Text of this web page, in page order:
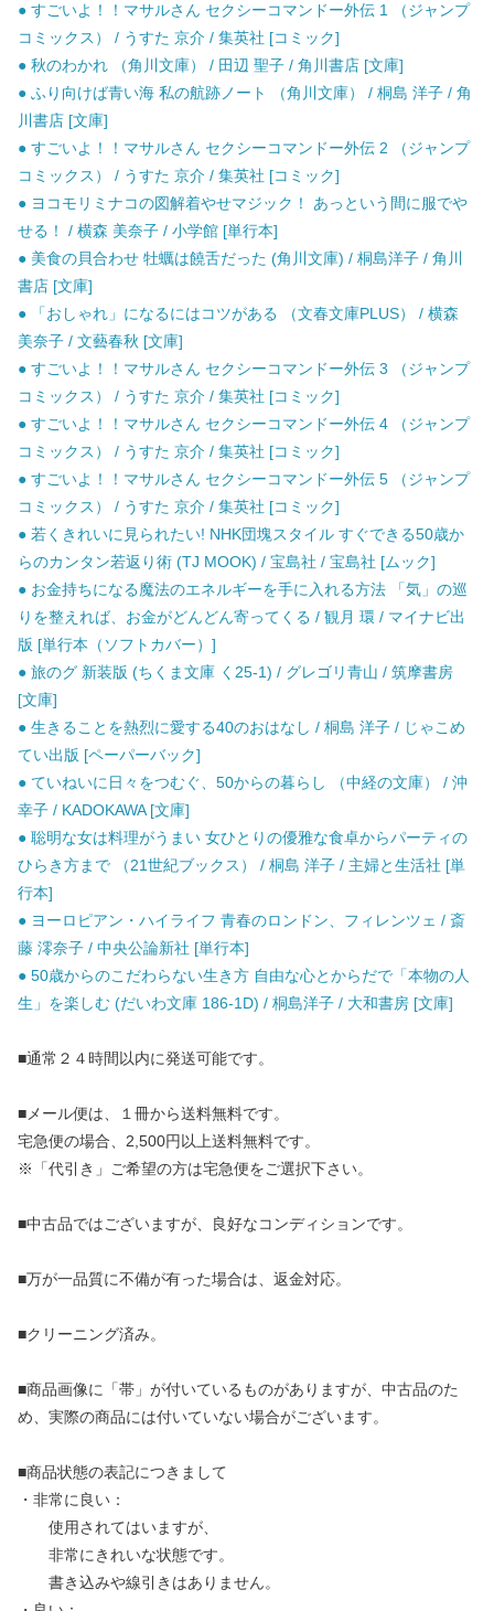
● すごいよ！！マサルさん セクシーコマンドー外伝 1 （ジャンプ
コミックス） / うすた 京介 / 集英社 [コミック]
● 秋のわかれ （角川文庫） / 田辺 聖子 / 角川書店 [文庫]
● ふり向けば青い海 私の航跡ノート （角川文庫） / 桐島 洋子 / 角
川書店 [文庫]
● すごいよ！！マサルさん セクシーコマンドー外伝 2 （ジャンプ
コミックス） / うすた 京介 / 集英社 [コミック]
● ヨコモリミナコの図解着やせマジック！ あっという間に服でや
せる！ / 横森 美奈子 / 小学館 [単行本]
● 美食の貝合わせ 牡蠣は饒舌だった (角川文庫) / 桐島洋子 / 角川
書店 [文庫]
● 「おしゃれ」になるにはコツがある （文春文庫PLUS） / 横森
美奈子 / 文藝春秋 [文庫]
● すごいよ！！マサルさん セクシーコマンドー外伝 3 （ジャンプ
コミックス） / うすた 京介 / 集英社 [コミック]
● すごいよ！！マサルさん セクシーコマンドー外伝 4 （ジャンプ
コミックス） / うすた 京介 / 集英社 [コミック]
● すごいよ！！マサルさん セクシーコマンドー外伝 5 （ジャンプ
コミックス） / うすた 京介 / 集英社 [コミック]
● 若くきれいに見られたい! NHK団塊スタイル すぐできる50歳か
らのカンタン若返り術 (TJ MOOK) / 宝島社 / 宝島社 [ムック]
● お金持ちになる魔法のエネルギーを手に入れる方法 「気」の巡
りを整えれば、お金がどんどん寄ってくる / 観月 環 / マイナビ出
版 [単行本（ソフトカバー）]
● 旅のグ 新装版 (ちくま文庫 く25-1) / グレゴリ青山 / 筑摩書房
[文庫]
● 生きることを熱烈に愛する40のおはなし / 桐島 洋子 / じゃこめ
てい出版 [ペーパーバック]
● ていねいに日々をつむぐ、50からの暮らし （中経の文庫） / 沖
幸子 / KADOKAWA [文庫]
● 聡明な女は料理がうまい 女ひとりの優雅な食卓からパーティの
ひらき方まで （21世紀ブックス） / 桐島 洋子 / 主婦と生活社 [単
行本]
● ヨーロピアン・ハイライフ 青春のロンドン、フィレンツェ / 斎
藤 澪奈子 / 中央公論新社 [単行本]
● 50歳からのこだわらない生き方 自由な心とからだで「本物の人
生」を楽しむ (だいわ文庫 186-1D) / 桐島洋子 / 大和書房 [文庫]
■通常２４時間以内に発送可能です。
■メール便は、１冊から送料無料です。
宅急便の場合、2,500円以上送料無料です。
※「代引き」ご希望の方は宅急便をご選択下さい。
■中古品ではございますが、良好なコンディションです。
■万が一品質に不備が有った場合は、返金対応。
■クリーニング済み。
■商品画像に「帯」が付いているものがありますが、中古品のた
め、実際の商品には付いていない場合がございます。
■商品状態の表記につきまして
・非常に良い：
使用されてはいますが、
非常にきれいな状態です。
書き込みや線引きはありません。